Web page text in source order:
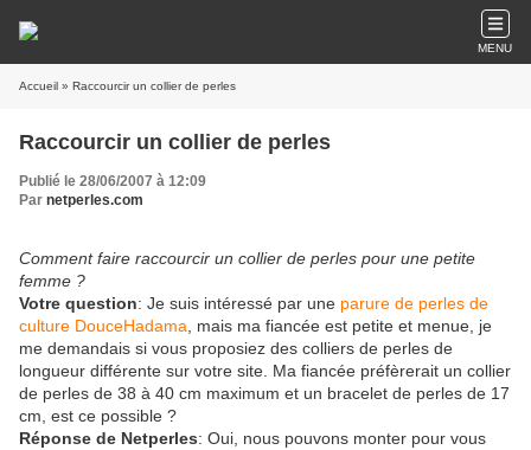
MENU
Accueil » Raccourcir un collier de perles
Raccourcir un collier de perles
Publié le 28/06/2007 à 12:09
Par netperles.com
Comment faire raccourcir un collier de perles pour une petite
femme ?
Votre question: Je suis intéressé par une parure de perles de
culture DouceHadama , mais ma fiancée est petite et menue, je
me demandais si vous proposiez des colliers de perles de
longueur différente sur votre site. Ma fiancée préfèrerait un collier
de perles de 38 à 40 cm maximum et un bracelet de perles de 17
cm, est ce possible ?
Réponse de Netperles: Oui, nous pouvons monter pour vous